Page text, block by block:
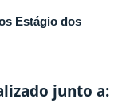
Estágio dos
junto a: